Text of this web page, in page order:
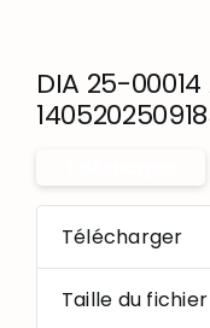
INFOS PRATIQUES
DIA 25-00014
Télécharger
Taille du fichier